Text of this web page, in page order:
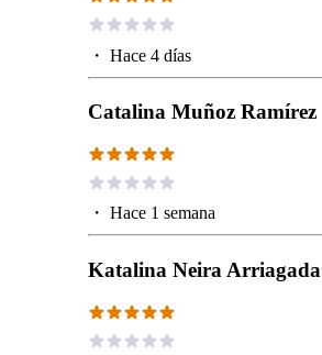
・ Hace 4 días
Catalina Muñoz Ramírez
・ Hace 1 semana
Katalina Neira Arriagada